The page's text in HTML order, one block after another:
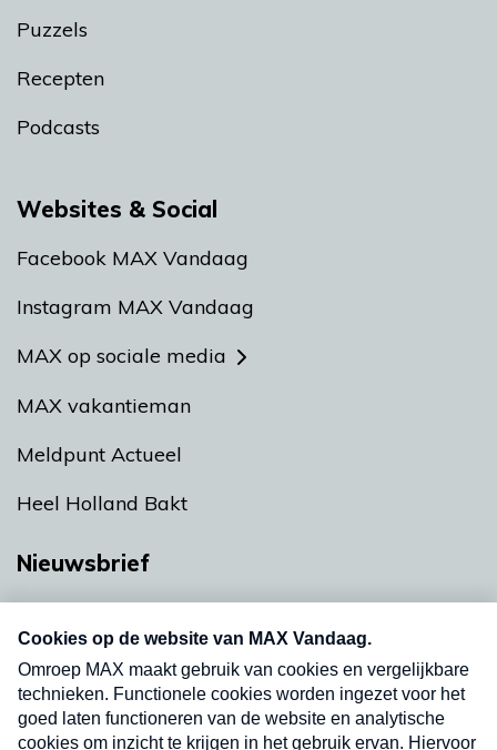
Puzzels
Recepten
Podcasts
Websites & Social
Facebook MAX Vandaag
Instagram MAX Vandaag
MAX op sociale media
MAX vakantieman
Meldpunt Actueel
Heel Holland Bakt
Nieuwsbrief
nieuwsbrief. Elke vrijdag- en dinsdagochtend in
uw mailbox.
Verzend